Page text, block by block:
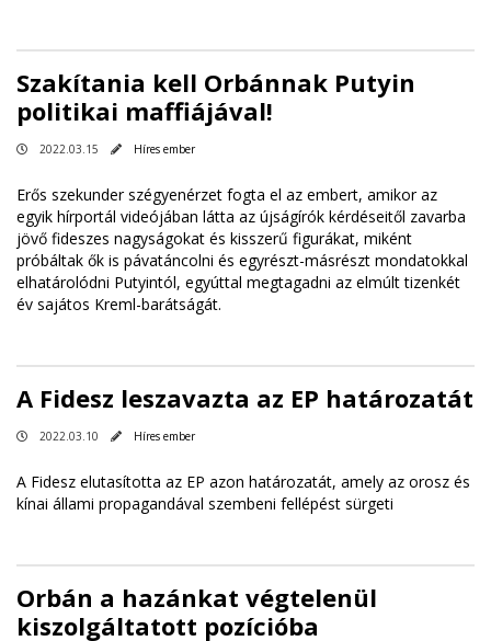
Szakítania kell Orbánnak Putyin
politikai maffiájával!
2022.03.15 Híres ember
Erős szekunder szégyenérzet fogta el az embert, amikor az
egyik hírportál videójában látta az újságírók kérdéseitől zavarba
jövő fideszes nagyságokat és kisszerű figurákat, miként
próbáltak ők is pávatáncolni és egyrészt-másrészt mondatokkal
elhatárolódni Putyintól, egyúttal megtagadni az elmúlt tizenkét
év sajátos Kreml-barátságát.
A Fidesz leszavazta az EP határozatát
2022.03.10 Híres ember
A Fidesz elutasította az EP azon határozatát, amely az orosz és
kínai állami propagandával szembeni fellépést sürgeti
Orbán a hazánkat végtelenül
kiszolgáltatott pozícióba